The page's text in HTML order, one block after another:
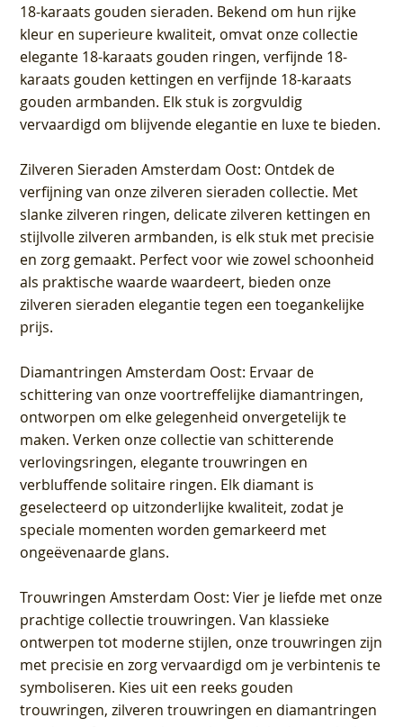
18-karaats gouden sieraden. Bekend om hun rijke
kleur en superieure kwaliteit, omvat onze collectie
elegante 18-karaats gouden ringen, verfijnde 18-
karaats gouden kettingen en verfijnde 18-karaats
gouden armbanden. Elk stuk is zorgvuldig
vervaardigd om blijvende elegantie en luxe te bieden.
Zilveren Sieraden Amsterdam Oost: Ontdek de
verfijning van onze zilveren sieraden collectie. Met
slanke zilveren ringen, delicate zilveren kettingen en
stijlvolle zilveren armbanden, is elk stuk met precisie
en zorg gemaakt. Perfect voor wie zowel schoonheid
als praktische waarde waardeert, bieden onze
zilveren sieraden elegantie tegen een toegankelijke
prijs.
Diamantringen Amsterdam Oost: Ervaar de
schittering van onze voortreffelijke diamantringen,
ontworpen om elke gelegenheid onvergetelijk te
maken. Verken onze collectie van schitterende
verlovingsringen, elegante trouwringen en
verbluffende solitaire ringen. Elk diamant is
geselecteerd op uitzonderlijke kwaliteit, zodat je
speciale momenten worden gemarkeerd met
ongeëvenaarde glans.
Trouwringen Amsterdam Oost: Vier je liefde met onze
prachtige collectie trouwringen. Van klassieke
ontwerpen tot moderne stijlen, onze trouwringen zijn
met precisie en zorg vervaardigd om je verbintenis te
symboliseren. Kies uit een reeks gouden
trouwringen, zilveren trouwringen en diamantringen